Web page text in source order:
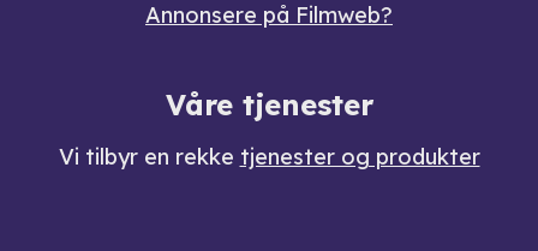
Annonsere på Filmweb?
Våre tjenester
Vi tilbyr en rekke tjenester og produkter